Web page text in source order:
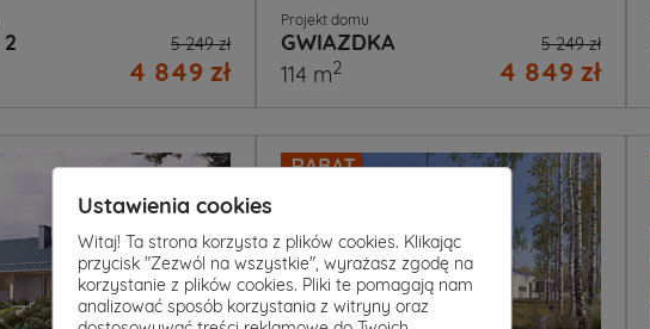
5 249 zł
4 849 zł
Projekt domu
GWIAZDKA 5 249 zł
4 849 zł
114 m2
Ustawienia cookies
Witaj! Ta strona korzysta z plików cookies. Klikając
przycisk "Zezwól na wszystkie", wyrażasz zgodę na
korzystanie z plików cookies. Pliki te pomagają nam
analizować sposób korzystania z witryny oraz